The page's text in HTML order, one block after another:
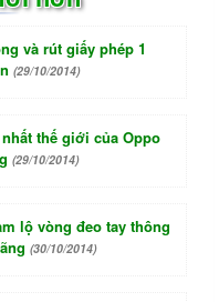
và rút giấy phép 1
(29/10/2014)
thế giới của Oppo
(29/10/2014)
lộ vòng đeo tay thông
(30/10/2014)